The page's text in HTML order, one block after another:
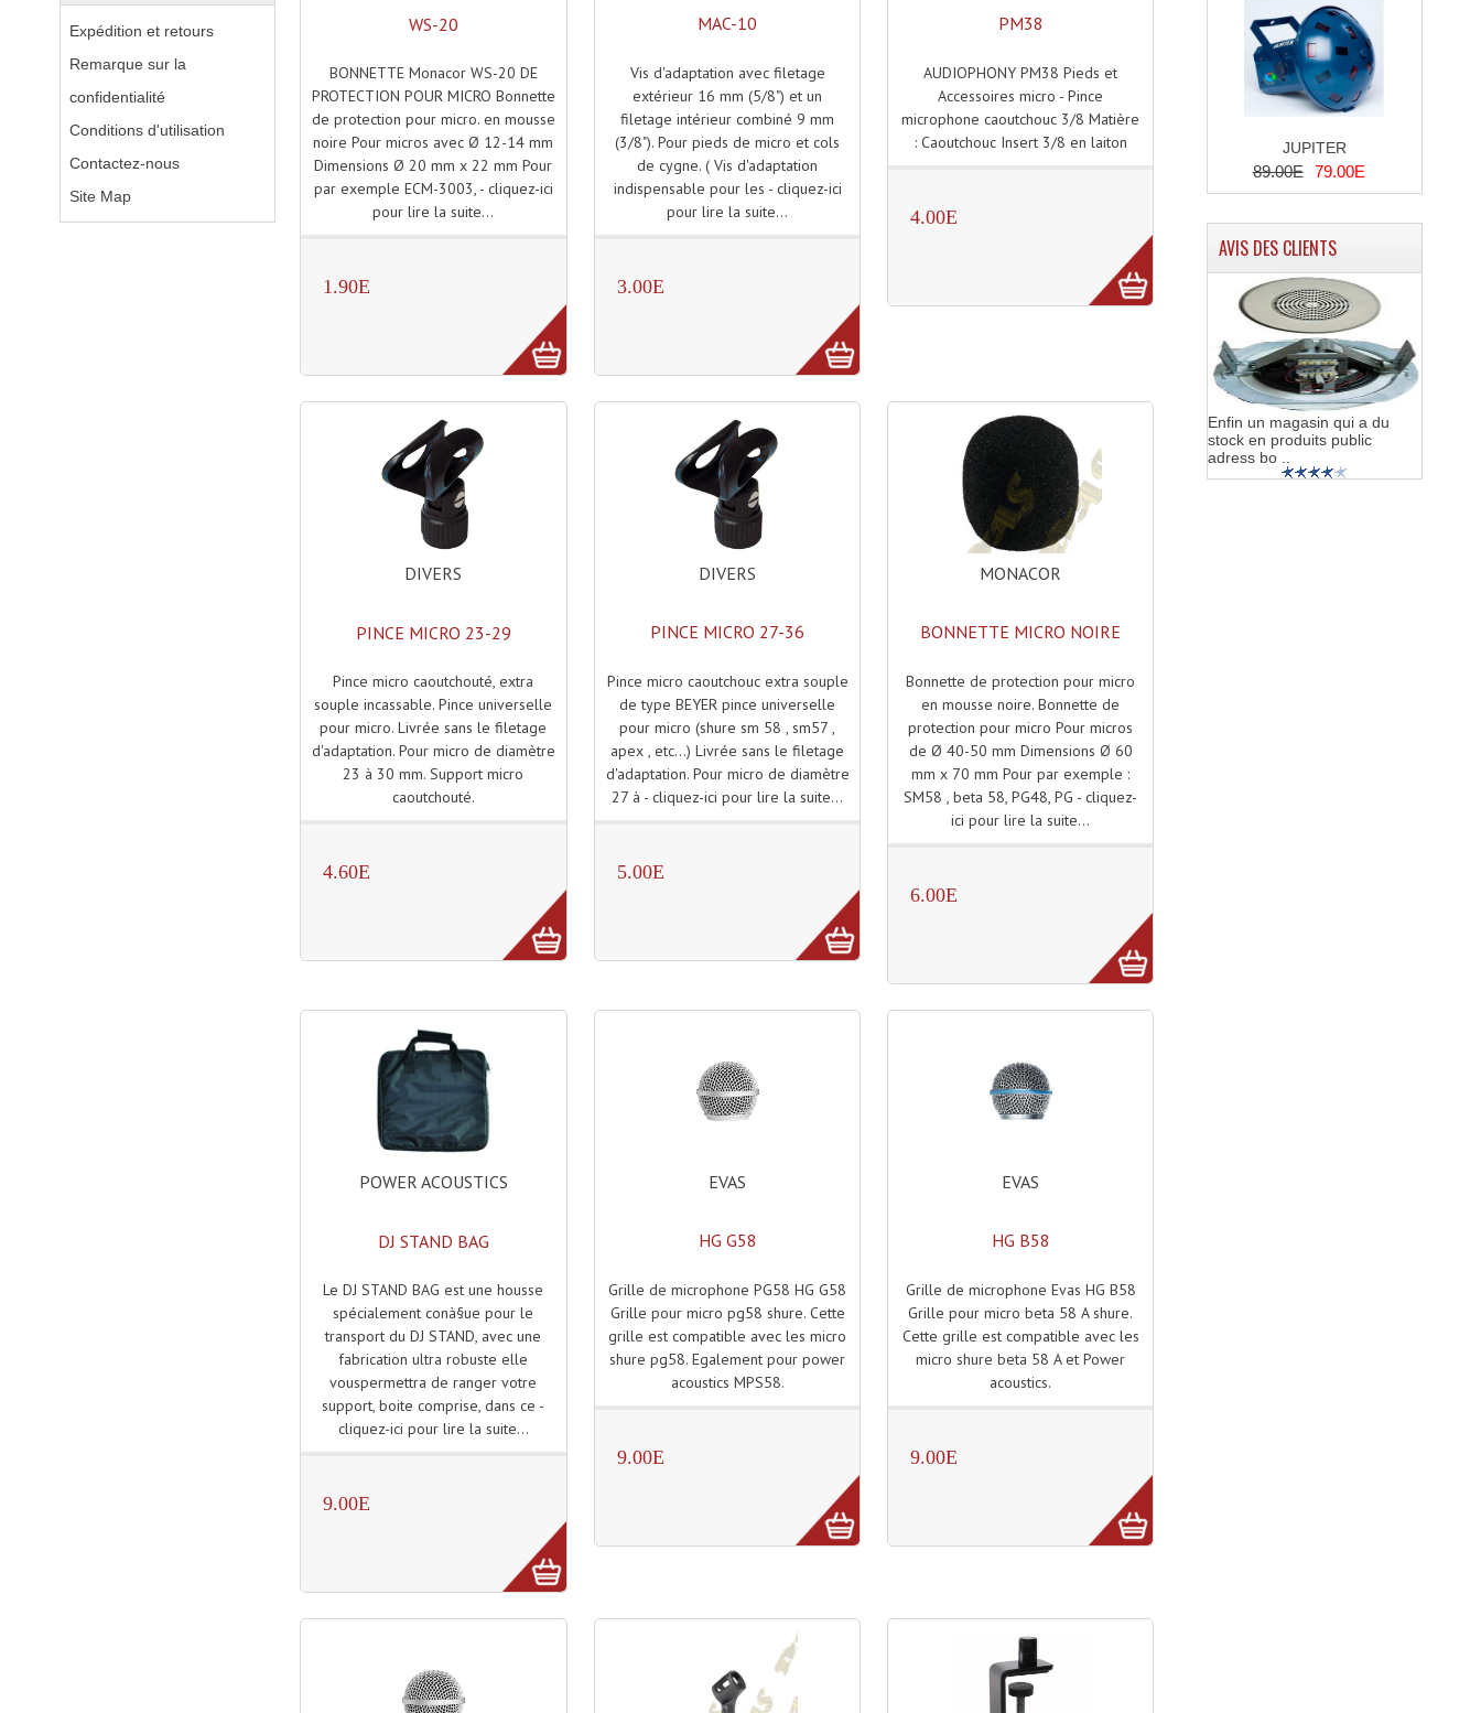
WS-20
BONNETTE Monacor WS-20 DE
PROTECTION POUR MICRO Bonnette
de protection pour micro. en mousse
noire Pour micros avec Ø 12-14 mm
Dimensions Ø 20 mm x 22 mm Pour
par exemple ECM-3003, - cliquez-ici
pour lire la suite...
1.90E
MAC-10
Vis d'adaptation avec filetage
extérieur 16 mm (5/8") et un
filetage intérieur combiné 9 mm
(3/8"). Pour pieds de micro et cols
de cygne. ( Vis d'adaptation
indispensable pour les - cliquez-ici
pour lire la suite...
3.00E
PM38
AUDIOPHONY PM38 Pieds et
Accessoires micro - Pince
microphone caoutchouc 3/8 Matière
: Caoutchouc Insert 3/8 en laiton
4.00E
DIVERS
PINCE MICRO 23-29
Pince micro caoutchouté, extra
souple incassable. Pince universelle
pour micro. Livrée sans le filetage
d'adaptation. Pour micro de diamètre
23 à 30 mm. Support micro
caoutchouté.
4.60E
DIVERS
PINCE MICRO 27-36
Pince micro caoutchouc extra souple
de type BEYER pince universelle
pour micro (shure sm 58 , sm57 ,
apex , etc...) Livrée sans le filetage
d'adaptation. Pour micro de diamètre
27 à - cliquez-ici pour lire la suite...
5.00E
MONACOR
BONNETTE MICRO NOIRE
Bonnette de protection pour micro
en mousse noire. Bonnette de
protection pour micro Pour micros
de Ø 40-50 mm Dimensions Ø 60
mm x 70 mm Pour par exemple :
SM58 , beta 58, PG48, PG - cliquez-
ici pour lire la suite...
6.00E
POWER ACOUSTICS
DJ STAND BAG
Le DJ STAND BAG est une housse
spécialement conà§ue pour le
transport du DJ STAND, avec une
fabrication ultra robuste elle
vouspermettra de ranger votre
support, boite comprise, dans ce -
cliquez-ici pour lire la suite...
9.00E
EVAS
HG G58
Grille de microphone PG58 HG G58
Grille pour micro pg58 shure. Cette
grille est compatible avec les micro
shure pg58. Egalement pour power
acoustics MPS58.
9.00E
EVAS
HG B58
Grille de microphone Evas HG B58
Grille pour micro beta 58 A shure.
Cette grille est compatible avec les
micro shure beta 58 A et Power
acoustics.
9.00E
Expédition et retours
Remarque sur la
confidentialité
Conditions d'utilisation
Contactez-nous
Site Map
JUPITER
89.00E 79.00E
AVIS DES CLIENTS
Enfin un magasin qui a du
stock en produits public
adress bo ..